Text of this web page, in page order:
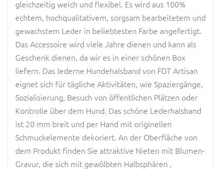
gleichzeitig weich und flexibel. Es wird aus 100%
echtem, hochqualitativem, sorgsam bearbeitetem und
gewachstem Leder in beliebtesten Farbe angefertigt.
Das Accessoire wird viele Jahre dienen und kann als
Geschenk dienen, da wir es in einer schönen Box
liefern. Das lederne Hundehalsband von FDT Artisan
eignet sich für tägliche Aktivitäten, wie Spaziergänge,
Sozialisierung, Besuch von öffentlichen Plätzen oder
Kontrolle über dem Hund. Das schöne Lederhalsband
ist 20 mm breit und per Hand mit originellen
Schmuckelemente dekoriert. An der Oberfläche von
dem Produkt finden Sie attraktive Nieten mit Blumen-
Gravur, die sich mit gewölbten Halbsphären ,